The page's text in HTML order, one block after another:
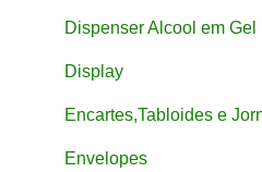
Dispenser Alcool em Gel
Display
Encartes,Tabloides e
Envelopes